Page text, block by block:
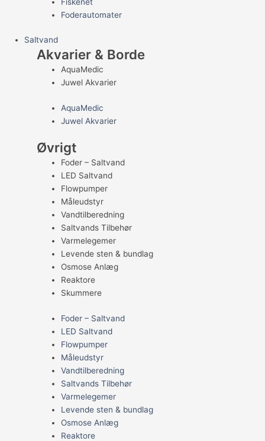
Foderautomater
Saltvand
Akvarier & Borde
AquaMedic
Juwel Akvarier
AquaMedic
Juwel Akvarier
Øvrigt
Foder – Saltvand
LED Saltvand
Flowpumper
Måleudstyr
Vandtilberedning
Saltvands Tilbehør
Varmelegemer
Levende sten & bundlag
Osmose Anlæg
Reaktore
Skummere
Foder – Saltvand
LED Saltvand
Flowpumper
Måleudstyr
Vandtilberedning
Saltvands Tilbehør
Varmelegemer
Levende sten & bundlag
Osmose Anlæg
Reaktore